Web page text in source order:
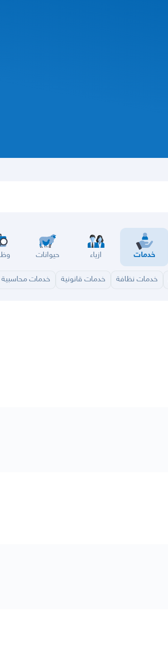
خدمات ازياء حيوانات
خدمات نظافة خدمات قانونية خدمات محاسبية